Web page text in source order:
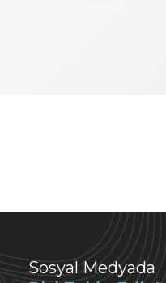
Sosyal Medyada